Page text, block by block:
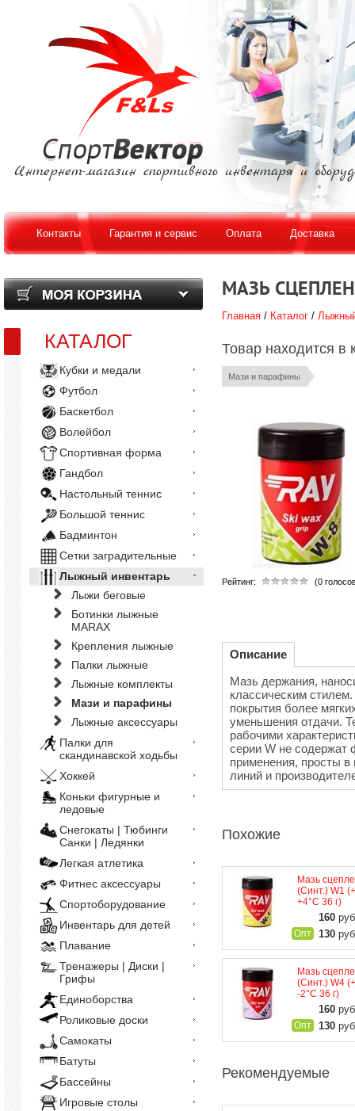
Интернет-магазин спортивного инвентаря и
Контакты Гарантия и сервис Оплата Доставка
МАЗЬ
Главная/ Каталог/
Товар находится в
Мази и парафины
Рейтинг: (0
Описание
Мазь держания,
классическим
покрытия более
уменьшения отдачи.
рабочими
серии W не содержат
применения, просты в
линий и
Похожие
Мазь
(Синт.) W1
+4°С 36 г)
160
130
Мазь
(Синт.) W4
-2°С 36 г)
160
130
Рекомендуемые
КАТАЛОГ
Кубки и медали
Футбол
Баскетбол
Волейбол
Спортивная форма
Гандбол
Настольный теннис
Большой теннис
Бадминтон
Сетки заградительные
Лыжный инвентарь
Лыжи беговые
Ботинки лыжные
MARAX
Крепления лыжные
Палки лыжные
Лыжные комплекты
Мази и парафины
Лыжные аксессуары
Палки для
скандинавской ходьбы
Хоккей
Коньки фигурные и
ледовые
Снегокаты | Тюбинги
Санки | Ледянки
Легкая атлетика
Фитнес аксессуары
Спортоборудование
Инвентарь для детей
Плавание
Тренажеры | Диски |
Грифы
Единоборства
Роликовые доски
Самокаты
Батуты
Бассейны
Игровые столы